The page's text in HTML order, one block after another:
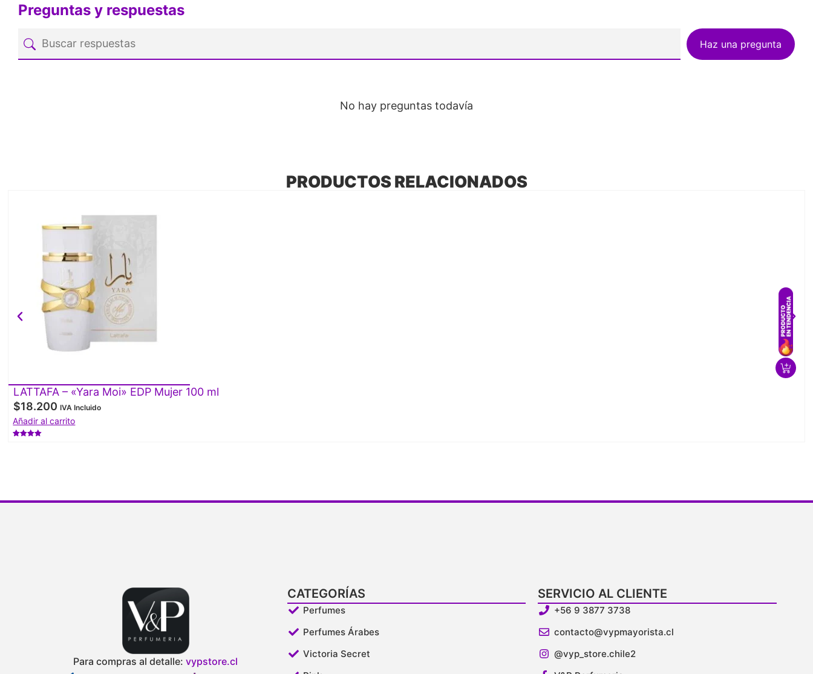
Preguntas y respuestas
Haz una pregunta
No hay preguntas todavía
PRODUCTOS RELACIONADOS
LATTAFA – «Yara Moi» EDP Mujer 100 ml
$18.200 IVA Incluido
Añadir al carrito
Para compras al detalle:vypstore.cl
CATEGORÍAS
Perfumes
Perfumes Árabes
Victoria Secret
SERVICIO AL CLIENTE
+56 9 3877 3738
contacto@vypmayorista.cl
@vyp_store.chile2